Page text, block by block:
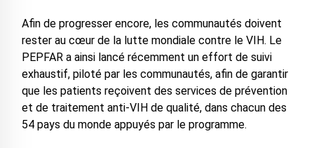
Afin de progresser encore, les communautés doivent
rester au cœur de la lutte mondiale contre le VIH. Le
PEPFAR a ainsi lancé récemment un effort de suivi
exhaustif, piloté par les communautés, afin de garantir
que les patients reçoivent des services de prévention
et de traitement anti-VIH de qualité, dans chacun des
54 pays du monde appuyés par le programme.